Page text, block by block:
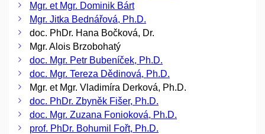
Mgr. et Mgr. Dominik Bárt
Mgr. Jitka Bednářová, Ph.D.
doc. PhDr. Hana Bočková, Dr.
Mgr. Alois Brzobohatý
doc. Mgr. Petr Bubeníček, Ph.D.
doc. Mgr. Tereza Dědinová, Ph.D.
Mgr. et Mgr. Vladimíra Derková, Ph.D.
doc. PhDr. Zbyněk Fišer, Ph.D.
doc. Mgr. Zuzana Fonioková, Ph.D.
prof. PhDr. Bohumil Fořt, Ph.D.